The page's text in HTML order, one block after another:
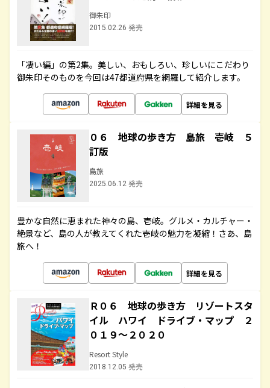
御朱印
2015.02.26 発売
「凄い編」の第2集。美しい、おもしろい、珍しいにこだわり
御朱印そのものを今回は47都道府県を網羅して紹介します。
詳細を見る
０６ 地球の歩き方 島旅 壱岐 ５
訂版
島旅
2025.06.12 発売
豊かな自然に恵まれた神々の島、壱岐。グルメ・カルチャー・
絶景など、島の人が教えてくれた壱岐の魅力を凝縮！さあ、島
旅へ！
詳細を見る
Ｒ０６ 地球の歩き方 リゾートスタ
イル ハワイ ドライブ・マップ ２
０１９～２０２０
Resort Style
2018.12.05 発売